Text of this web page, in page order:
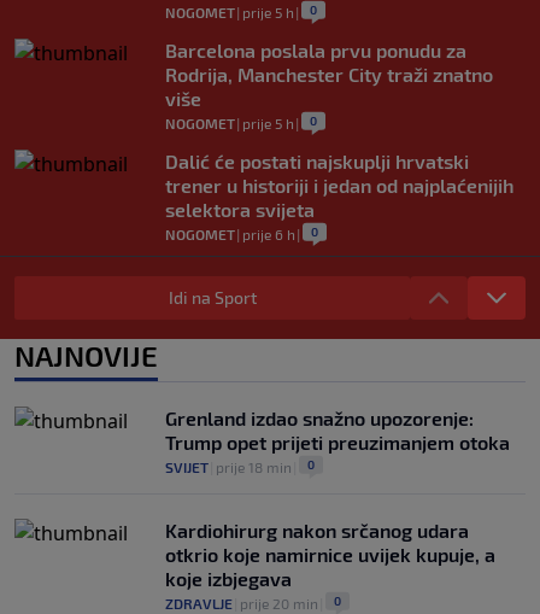
NOGOMET| prije 5 h | 0
Barcelona poslala prvu ponudu za
Rodrija, Manchester City traži znatno
više
NOGOMET| prije 5 h | 0
Dalić će postati najskuplji hrvatski
trener u historiji i jedan od najplaćenijih
selektora svijeta
NOGOMET| prije 6 h | 0
Otkriveno ko je bio Georginina prva
ljubav: Njihova priča ponovo postala
NOGOMET|7. aug.| 0
se uključio u utrku za Lukakua
NOGOMET|7. aug.| 0
Idi na Sport
NAJNOVIJE
Grenland izdao snažno upozorenje:
Trump opet prijeti preuzimanjem otoka
SVIJET prije 18 min 0
Kardiohirurg nakon srčanog udara
otkrio koje namirnice uvijek kupuje, a
koje izbjegava
ZDRAVLJE prije 20 min 0